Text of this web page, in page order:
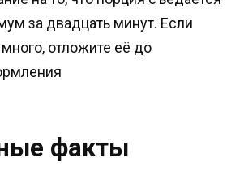
за двадцать минут. Если
отложите её до
факты